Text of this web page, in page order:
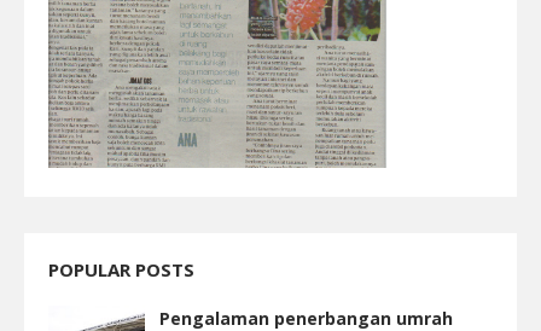
POPULAR POSTS
Pengalaman penerbangan umrah